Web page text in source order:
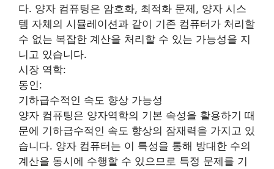
다. 양자 컴퓨팅은 암호화, 최적화 문제, 양자 시스
템 자체의 시뮬레이션과 같이 기존 컴퓨터가 처리할
수 없는 복잡한 계산을 처리할 수 있는 가능성을 지
니고 있습니다.
시장 역학:
동인:
기하급수적인 속도 향상 가능성
양자 컴퓨팅은 양자역학의 기본 속성을 활용하기 때
문에 기하급수적인 속도 향상의 잠재력을 가지고 있
습니다. 양자 컴퓨터는 이 특성을 통해 방대한 수의
계산을 동시에 수행할 수 있으므로 특정 문제를 기